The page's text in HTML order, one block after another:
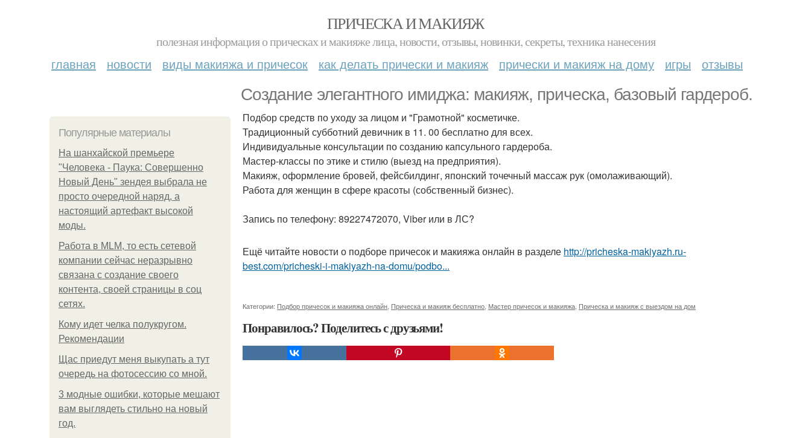
ПРИЧЕСКА И МАКИЯЖ
полезная информация о прическах и макияже лица, новости, отзывы, новинки, секреты, техника нанесения
главная новости виды макияжа и причесок как делать прически и макияж прически и макияж на дому игры отзывы
Создание элегантного имиджа: макияж, прическа, базовый гардероб.
Популярные материалы
На шанхайской премьере
"Человека - Паука: Совершенно
Новый День" зендея выбрала не
просто очередной наряд, а
настоящий артефакт высокой
моды.
Работа в MLM, то есть сетевой
компании сейчас неразрывно
связана с создание своего
контента, своей страницы в соц
сетях.
Кому идет челка полукругом.
Рекомендации
Щас приедут меня выкупать а тут
очередь на фотосессию со мной.
3 модные ошибки, которые мешают
вам выглядеть стильно на новый
год.
Подбор средств по уходу за лицом и "Грамотной" косметичке.
Традиционный субботний девичник в 11. 00 бесплатно для всех.
Индивидуальные консультации по созданию капсульного гардероба.
Мастер-классы по этике и стилю (выезд на предприятия).
Макияж, оформление бровей, фейсбилдинг, японский точечный массаж рук (омолаживающий).
Работа для женщин в сфере красоты (собственный бизнес).
Запись по телефону: 89227472070, Viber или в ЛС?
Ещё читайте новости о подборе причесок и макияжа онлайн в разделе http://pricheska-makiyazh.ru-
best.com/pricheski-i-makiyazh-na-domu/podbo...
Категории: Подбор причесок и макияжа онлайн Прическа и макияж бесплатно Мастер причесок и макияжа Прическа и макияж с выездом на дом
Понравилось? Поделитесь с друзьями!